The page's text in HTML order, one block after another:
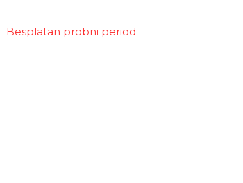
Besplatan probni period